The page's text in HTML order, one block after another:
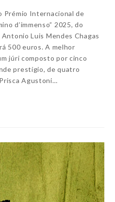
Prémio Internacional de
d’immenso” 2025, do
Luis Mendes Chagas
500 euros. A melhor
júri composto por cinco
prestígio, de quatro
Agustoni…